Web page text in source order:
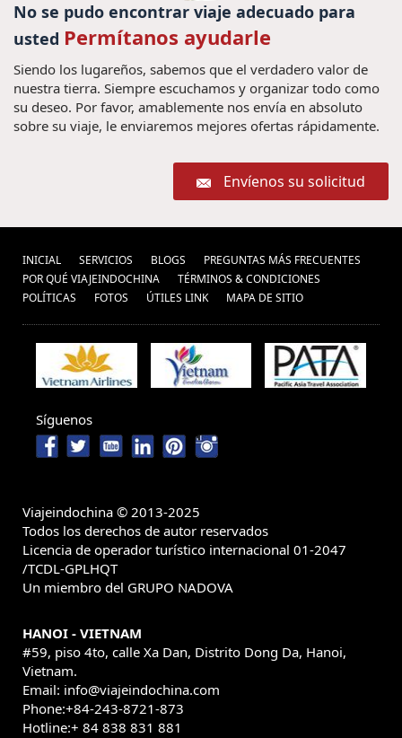
No se pudo encontrar viaje adecuado para
usted Permítanos ayudarle
Siendo los lugareños, sabemos que el verdadero valor de
nuestra tierra. Siempre escuchamos y organizar todo como
su deseo. Por favor, amablemente nos envía en absoluto
sobre su viaje, le enviaremos mejores ofertas rápidamente.
Envíenos su solicitud
INICIAL SERVICIOS BLOGS
PREGUNTAS MÁS FRECUENTES
POR QUÉ VIAJEINDOCHINA
TÉRMINOS & CONDICIONES
POLÍ­TICAS
FOTOS ÚTILES LINK MAPA DE SITIO
Síguenos
Viajeindochina © 2013-2025
Todos los derechos de autor reservados
Licencia de operador turístico internacional 01-2047
/TCDL-GPLHQT
Un miembro del GRUPO NADOVA
HANOI - VIETNAM
#59, piso 4to, calle Xa Dan, Distrito Dong Da, Hanoi,
Vietnam.
Email: info@viajeindochina.com
Phone:+84-243-8721-873
Hotline:+ 84 838 831 881